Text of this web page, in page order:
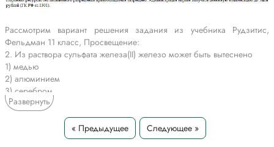
Рассмотрим вариант решения задания из учебника Рудзитис,
Фельдман 11 класс, Просвещение:
2. Из раствора сульфата железа(II) железо может быть вытеснено
1) медью
2) алюминием
3) серебром
4) никелем
Из раствора сульфата железо может вытеснить только металл,
стоящий в ряду напряжений левее железа. Из перечисленных
металлов это алюминий. Правильный ответ №2.
Развернуть
« Предыдущее Следующее »